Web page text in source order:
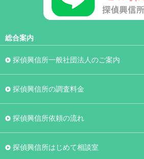
総合案内
探偵興信所一般社団法人のご案内
探偵興信所の調査料金
探偵興信所依頼の流れ
探偵興信所はじめて相談室